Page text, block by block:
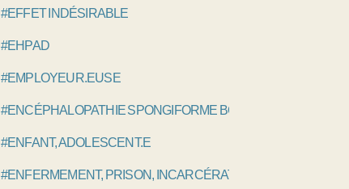
#EFFET INDÉSIRABLE
#EHPAD
#EMPLOYEUR.EUSE
#ENCÉPHALOPATHIE SPONGIFORME BOVINE, ESB
#ENFANT, ADOLESCENT.E
#ENFERMEMENT, PRISON, INCARCÉRATION